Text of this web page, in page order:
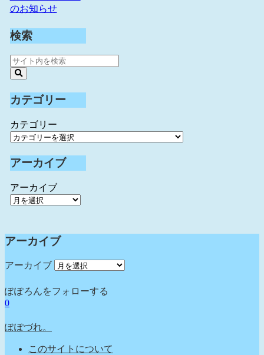
のお知らせ
検索
カテゴリー
カテゴリー
アーカイブ
アーカイブ
アーカイブ
アーカイブ
ぽぽろんをフォローする
0
ぽぽづれ。
このサイトについて